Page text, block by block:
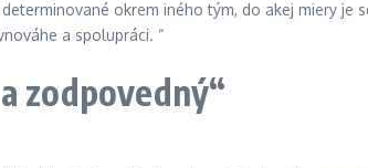
okrem iného tým, do akej miery je
a spolupráci. “
zodpovedný“